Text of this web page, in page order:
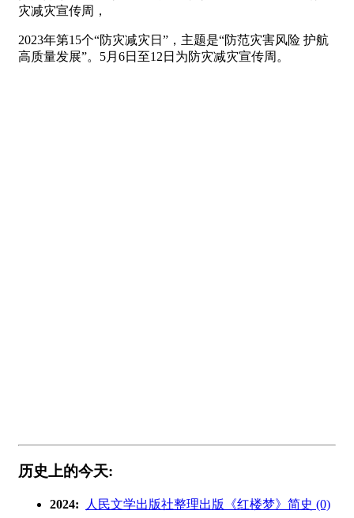
灾减灾宣传周，
2023年第15个“防灾减灾日”，主题是“防范灾害风险 护航
高质量发展”。5月6日至12日为防灾减灾宣传周。
历史上的今天:
2024: 人民文学出版社整理出版《红楼梦》简史 (0)